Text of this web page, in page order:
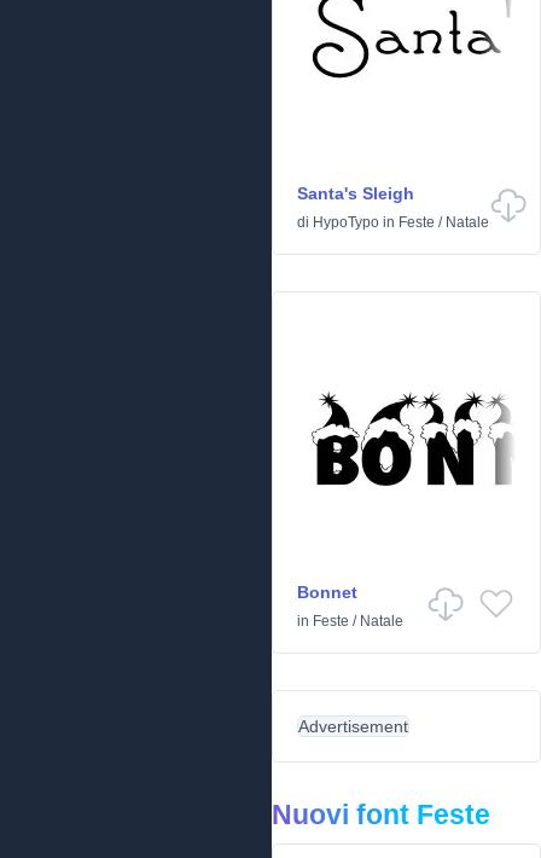
Santa's Sleigh
di HypoTypo in Feste / Natale
Bonnet
in Feste / Natale
Advertisement
Nuovi font Feste